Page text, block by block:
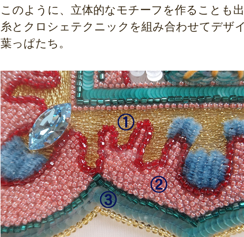
このように、立体的なモチーフを作ることも出
糸とクロシェテクニックを組み合わせてデザ
葉っぱたち。